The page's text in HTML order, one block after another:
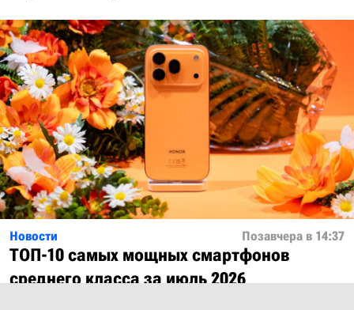
Новости Позавчера в 14:37
ТОП-10 самых мощных смартфонов
среднего класса за июль 2026